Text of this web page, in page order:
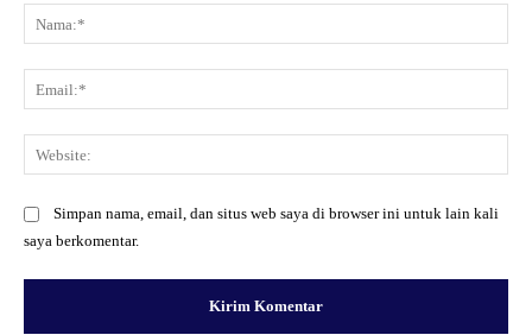
Simpan nama, email, dan situs web saya di browser ini untuk lain kali
saya berkomentar.